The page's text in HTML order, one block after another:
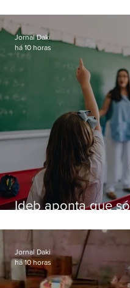
Ideb aponta que só
educação
Jornal Daki
há 10 horas
Jornal Daki
há 10 horas